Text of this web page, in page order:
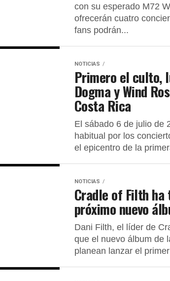
con su esperado M72
ofrecerán cuatro
fans podrán...
NOTICIAS
Primero el culto,
Dogma y Wind
Costa Rica
El sábado 6 de julio de
habitual por los
el epicentro de la
NOTICIAS
Cradle of Filth ha
próximo nuevo
Dani Filth, el líder de
que el nuevo álbum de
planean lanzar el